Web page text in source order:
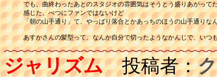
でも、曲終わったあとのスタジオの雰囲気はそうとう盛りあがって
感じた。べつにファンではないけど
「朝の山手通り」て、やっぱり落合とかあっちのほうの山手通りな
ジャリズム投稿者：